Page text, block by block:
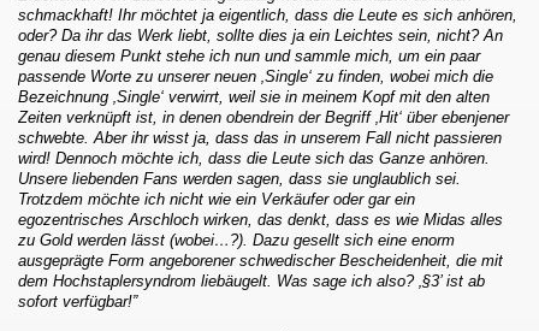
schmackhaft! Ihr möchtet ja eigentlich, dass die Leute es sich anhören,
oder? Da ihr das Werk liebt, sollte dies ja ein Leichtes sein, nicht? An
genau diesem Punkt stehe ich nun und sammle mich, um ein paar
passende Worte zu unserer neuen ‚Single‘ zu finden, wobei mich die
Bezeichnung ‚Single‘ verwirrt, weil sie in meinem Kopf mit den alten
Zeiten verknüpft ist, in denen obendrein der Begriff ‚Hit‘ über ebenjener
schwebte. Aber ihr wisst ja, dass das in unserem Fall nicht passieren
wird! Dennoch möchte ich, dass die Leute sich das Ganze anhören.
Unsere liebenden Fans werden sagen, dass sie unglaublich sei.
Trotzdem möchte ich nicht wie ein Verkäufer oder gar ein
egozentrisches Arschloch wirken, das denkt, dass es wie Midas alles
zu Gold werden lässt (wobei…?). Dazu gesellt sich eine enorm
ausgeprägte Form angeborener schwedischer Bescheidenheit, die mit
dem Hochstaplersyndrom liebäugelt. Was sage ich also? ‚§3’ ist ab
sofort verfügbar!”